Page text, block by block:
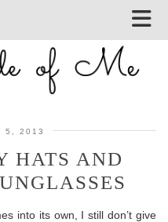
5, 2013
HATS AND
into its own, I still don’t give